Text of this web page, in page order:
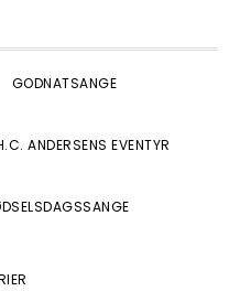
GODNATSANGE
ANDERSENS EVENTYR